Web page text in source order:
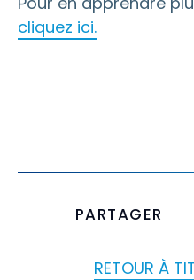
cliquez ici.
PARTAGER
RETOUR À